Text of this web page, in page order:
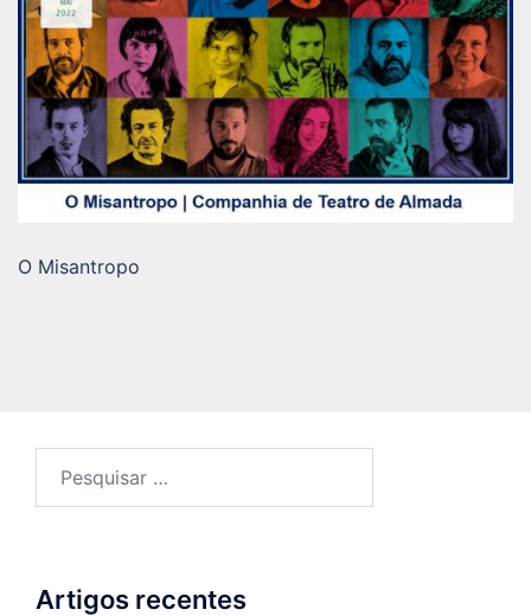
O Misantropo
por:
Artigos recentes